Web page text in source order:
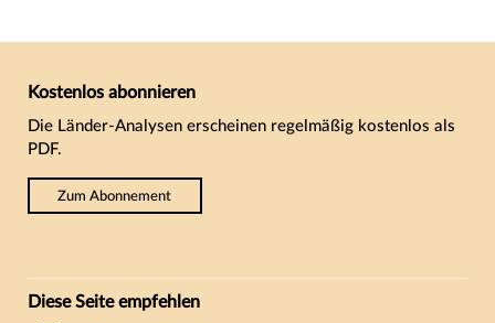
Kostenlos abonnieren
Die Länder-Analysen erscheinen regelmäßig kostenlos als
PDF.
Zum Abonnement
Diese Seite empfehlen